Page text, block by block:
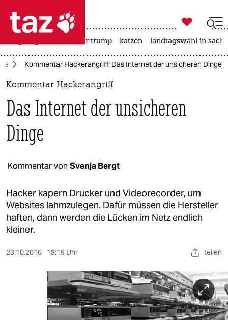
 taz zahl ich
taz zahl ich
politik
öko
gesellschaft
sport
berlin
nord
wahrheit

taz zahl ich
usa unter trump katzen landtagswahl in
Kommentar Hackerangriff: Das Internet der unsicheren Dinge
Kommentar Hackerangriff
Das Internet der unsicheren
Dinge
Kommentar von Svenja Bergt
Hacker kapern Drucker und Videorecorder, um
Websites lahmzulegen. Dafür müssen die Hersteller
haften, dann werden die Lücken im Netz endlich
kleiner.
23.10.2016 18:19 Uhr teilen